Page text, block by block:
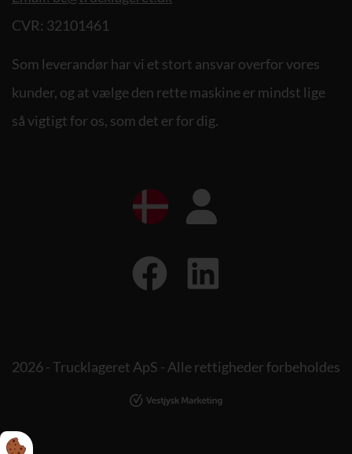
CVR: 32101461
Som leverandør har vi et stort ansvar overfor vores
kunder, og at vælge den rette maskine er mindst lige
så vigtigt for os, som det er for dig.
2026 - Trucklageret ApS - Alle rettigheder forbeholdes